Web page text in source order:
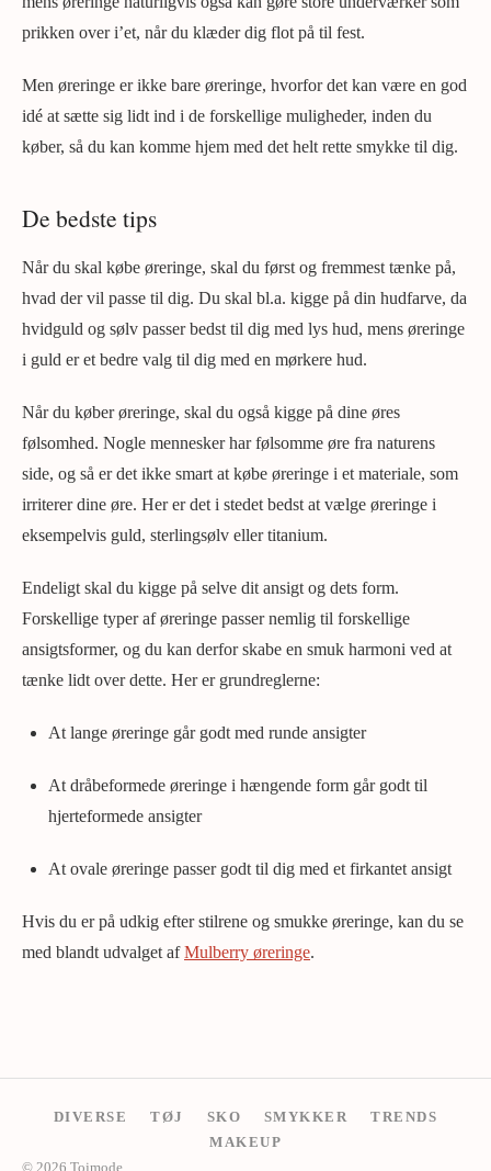
prikken over i’et, når du klæder dig flot på til fest.
Men øreringe er ikke bare øreringe, hvorfor det kan være en god
idé at sætte sig lidt ind i de forskellige muligheder, inden du
køber, så du kan komme hjem med det helt rette smykke til dig.
De bedste tips
Når du skal købe øreringe, skal du først og fremmest tænke på,
hvad der vil passe til dig. Du skal bl.a. kigge på din hudfarve, da
hvidguld og sølv passer bedst til dig med lys hud, mens øreringe
i guld er et bedre valg til dig med en mørkere hud.
Når du køber øreringe, skal du også kigge på dine øres
følsomhed. Nogle mennesker har følsomme øre fra naturens
side, og så er det ikke smart at købe øreringe i et materiale, som
irriterer dine øre. Her er det i stedet bedst at vælge øreringe i
eksempelvis guld, sterlingsølv eller titanium.
Endeligt skal du kigge på selve dit ansigt og dets form.
Forskellige typer af øreringe passer nemlig til forskellige
ansigtsformer, og du kan derfor skabe en smuk harmoni ved at
tænke lidt over dette. Her er grundreglerne:
At lange øreringe går godt med runde ansigter
At dråbeformede øreringe i hængende form går godt til
hjerteformede ansigter
At ovale øreringe passer godt til dig med et firkantet ansigt
Hvis du er på udkig efter stilrene og smukke øreringe, kan du se
med blandt udvalget afMulberry øreringe.
DIVERSE TØJ SKO SMYKKER
TRENDS
MAKEUP
© 2026 Tojmode